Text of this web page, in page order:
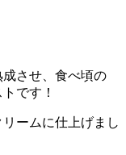
させ、食べ頃の
です！
ームに仕上げまし